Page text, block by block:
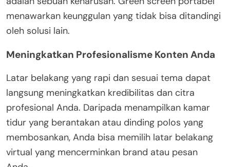
menawarkan keunggulan yang tidak bisa ditandingi
oleh solusi lain.
Meningkatkan Profesionalisme Konten Anda
Latar belakang yang rapi dan sesuai tema dapat
langsung meningkatkan kredibilitas dan citra
profesional Anda. Daripada menampilkan kamar
tidur yang berantakan atau dinding polos yang
membosankan, Anda bisa memilih latar belakang
virtual yang mencerminkan brand atau pesan